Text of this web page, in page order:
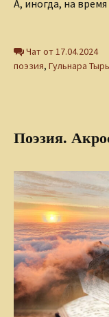
А, иногда, на время
Чат от 17.04.2024
поэзия, Гульнара
Поэзия.